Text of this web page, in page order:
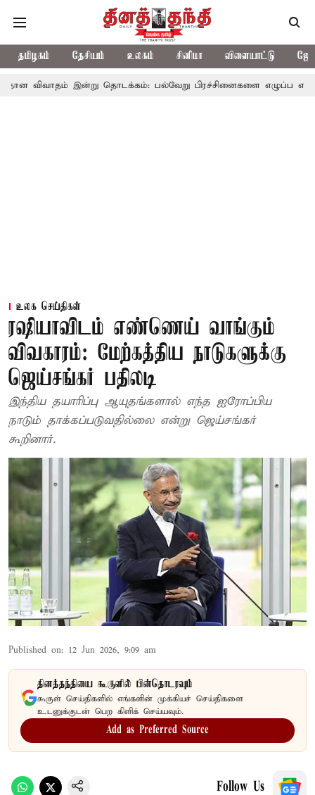
தமிழகம் தேசியம் உலகம் சினிமா விளையாட்டு
இன்று தொடக்கம்: பல்வேறு பிரச்சினைகளை எழுப்ப எதிர்க்கட்சிகள்
உலக செய்திகள்
ரஷியாவிடம் எண்ணெய் வாங்கும்
விவகாரம்: மேற்கத்திய நாடுகளுக்கு
ஜெய்சங்கர் பதிலடி
இந்திய தயாரிப்பு ஆயுதங்களால் எந்த ஐரோப்பிய
நாடும் தாக்கப்படுவதில்லை என்று ஜெய்சங்கர்
கூறினார்.
Published on: 12 Jun 2026, 9:09 am
தினத்தந்தியை கூகுளில் பின்தொடரவும்
கூகுள் செய்திகளில் எங்களின் முக்கியச் செய்திகளை
உடனுக்குடன் பெற கிளிக் செய்யவும்.
Add as Preferred Source
Follow Us